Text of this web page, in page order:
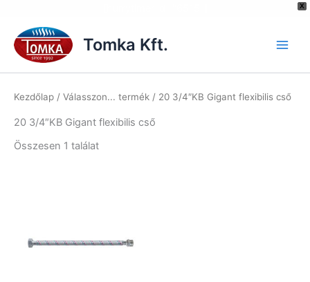
X
content
Tomka Kft.
Kezdőlap / Válasszon... termék / 20 3/4″KB Gigant flexibilis cső
20 3/4″KB Gigant flexibilis cső
Összesen 1 találat